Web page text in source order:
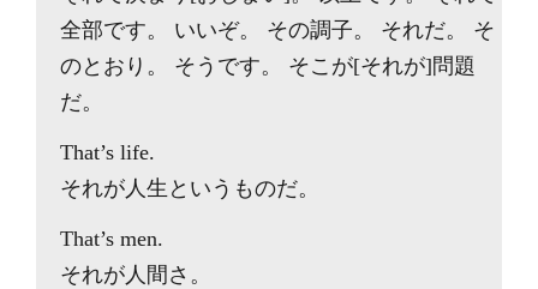
全部です。 いいぞ。 その調子。 それだ。 そ
のとおり。 そうです。 そこが[それが]問題
だ。
That’s life.
それが人生というものだ。
That’s men.
それが人間さ。